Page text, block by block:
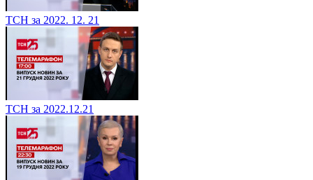
ТСН за 2022. 12. 21
ТСН за 2022.12.21